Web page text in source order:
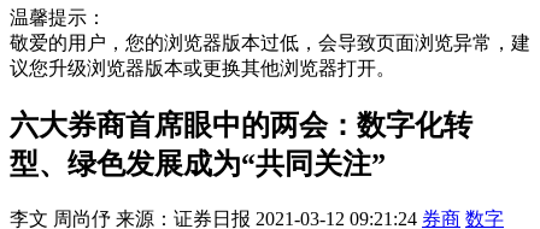
温馨提示：
敬爱的用户，您的浏览器版本过低，会导致页面浏览异常，建
议您升级浏览器版本或更换其他浏览器打开。
六大券商首席眼中的两会：数字化转
型、绿色发展成为“共同关注”
李文 周尚伃 来源： 证券日报 2021-03-12 09:21:24 券商 数字